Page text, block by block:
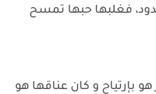
فغلبها حبها تمسح
بإرتياح و كان عناقها هو